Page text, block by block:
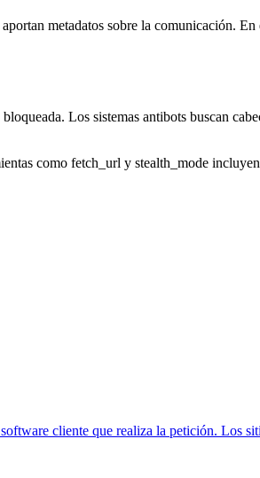
metadatos sobre la comunicación.
Los sistemas antibots buscan
como fetch_url y stealth_mode
cliente que realiza la petición. Los